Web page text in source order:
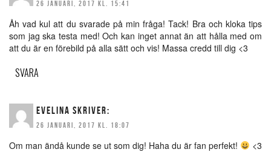
26 JANUARI, 2017 KL. 15:41
Åh vad kul att du svarade på min fråga! Tack! Bra och kloka tips
som jag ska testa med! Och kan inget annat än att hålla med om
att du är en förebild på alla sätt och vis! Massa credd till dig <3
SVARA
EVELINA SKRIVER:
26 JANUARI, 2017 KL. 18:07
Om man ändå kunde se ut som dig! Haha du är fan perfekt! <3